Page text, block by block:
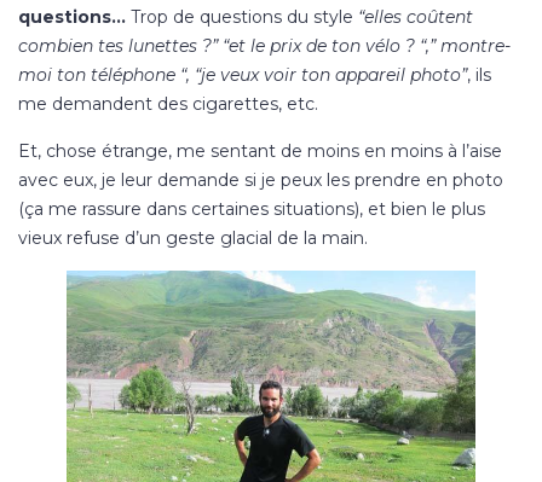
questions… Trop de questions du style “elles coûtent
combien tes lunettes ?” “et le prix de ton vélo ? “,” montre-
moi ton téléphone “, “je veux voir ton appareil photo”, ils
me demandent des cigarettes, etc.
Et, chose étrange, me sentant de moins en moins à l’aise
avec eux, je leur demande si je peux les prendre en photo
(ça me rassure dans certaines situations), et bien le plus
vieux refuse d’un geste glacial de la main.